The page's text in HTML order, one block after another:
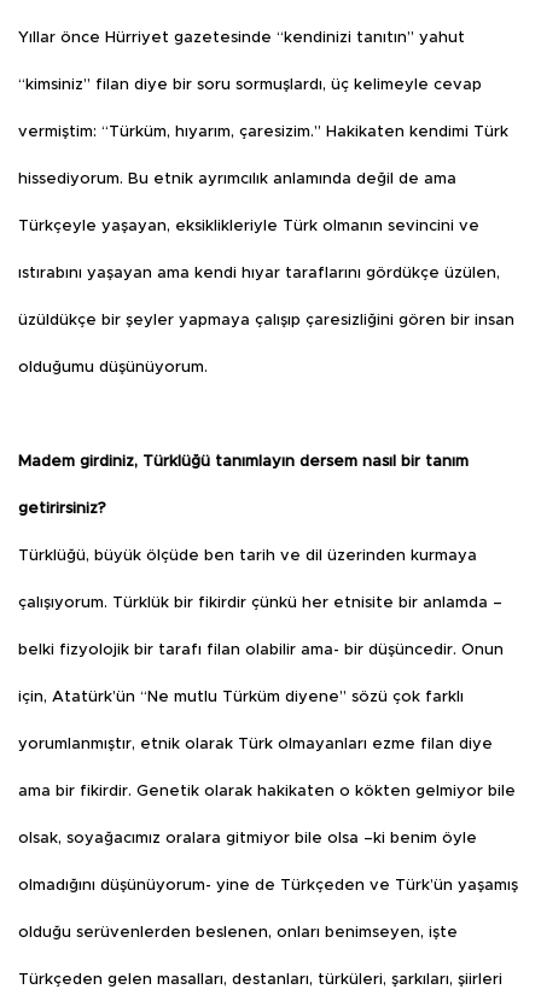
Yıllar önce Hürriyet gazetesinde “kendinizi tanıtın” yahut
“kimsiniz” filan diye bir soru sormuşlardı, üç kelimeyle cevap
vermiştim: “Türküm, hıyarım, çaresizim.” Hakikaten kendimi Türk
hissediyorum. Bu etnik ayrımcılık anlamında değil de ama
Türkçeyle yaşayan, eksiklikleriyle Türk olmanın sevincini ve
ıstırabını yaşayan ama kendi hıyar taraflarını gördükçe üzülen,
üzüldükçe bir şeyler yapmaya çalışıp çaresizliğini gören bir insan
olduğumu düşünüyorum.
Madem girdiniz, Türklüğü tanımlayın dersem nasıl bir tanım
getirirsiniz?
Türklüğü, büyük ölçüde ben tarih ve dil üzerinden kurmaya
çalışıyorum. Türklük bir fikirdir çünkü her etnisite bir anlamda –
belki fizyolojik bir tarafı filan olabilir ama- bir düşüncedir. Onun
için, Atatürk’ün “Ne mutlu Türküm diyene” sözü çok farklı
yorumlanmıştır, etnik olarak Türk olmayanları ezme filan diye
ama bir fikirdir. Genetik olarak hakikaten o kökten gelmiyor bile
olsak, soyağacımız oralara gitmiyor bile olsa –ki benim öyle
olmadığını düşünüyorum- yine de Türkçeden ve Türk’ün yaşamış
olduğu serüvenlerden beslenen, onları benimseyen, işte
Türkçeden gelen masalları, destanları, türküleri, şarkıları, şiirleri